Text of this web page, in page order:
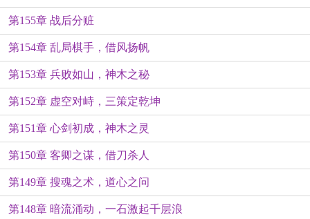
第155章 战后分赃
第154章 乱局棋手，借风扬帆
第153章 兵败如山，神木之秘
第152章 虚空对峙，三策定乾坤
第151章 心剑初成，神木之灵
第150章 客卿之谋，借刀杀人
第149章 搜魂之术，道心之问
第148章 暗流涌动，一石激起千层浪